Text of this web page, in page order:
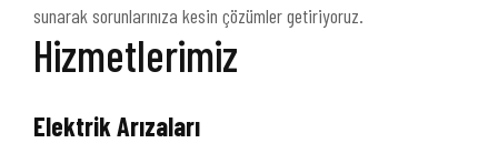
sunarak sorunlarınıza kesin çözümler getiriyoruz.
Hizmetlerimiz
Elektrik Arızaları